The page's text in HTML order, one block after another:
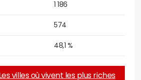
1 186
574
48,1 %
villes où vivent les plus riches